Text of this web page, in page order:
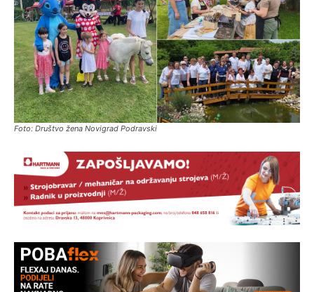
Foto: Društvo žena Novigrad Podravski